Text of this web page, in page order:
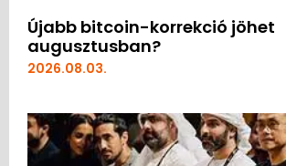
Újabb bitcoin-korrekció jöhet
augusztusban?
2026.08.03.